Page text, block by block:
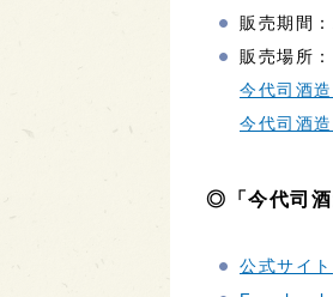
販売期間
販売場所：
今代司酒
今代司酒
◎「今代司酒
公式サイト